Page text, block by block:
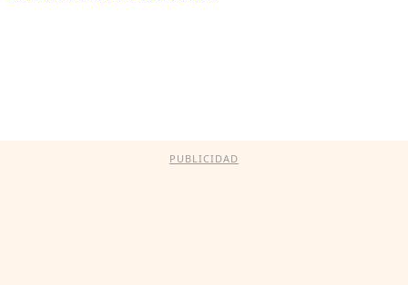
PUBLICIDAD